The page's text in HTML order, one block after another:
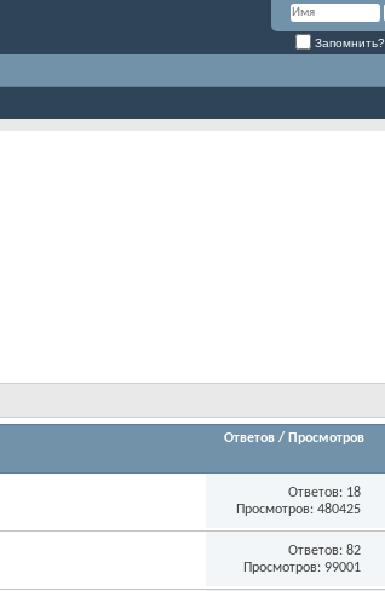
Запомнить?
Ответов / Просмотров
Ответов: 18
Просмотров: 480425
Ответов: 82
Просмотров: 99001